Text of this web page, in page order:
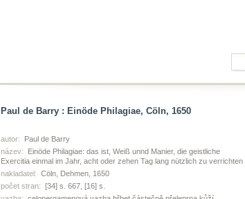
Paul de Barry : Einöde Philagiae, Cöln, 1650
autor:
Paul de Barry
název:
Einöde Philagiae: das ist, Weiß unnd Manier, die geistliche
Exercitia einmal im Jahr, acht oder zehen Tag lang nützlich zu verrichten
nakladatel: Cöln, Dehmen, 1650
počet stran: [34] s. 667, [16] s.